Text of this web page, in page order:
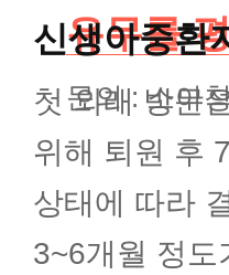
신생아추적
신생아집중치
영유아건강검
유무를
문의 : 소아
신생아중환
첫 외래 방문
위해 퇴원 후
상태에 따라
3~6개월 정도